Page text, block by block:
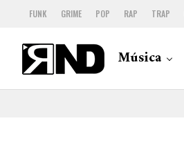
FUNK GRIME POP RAP TRAP
Música